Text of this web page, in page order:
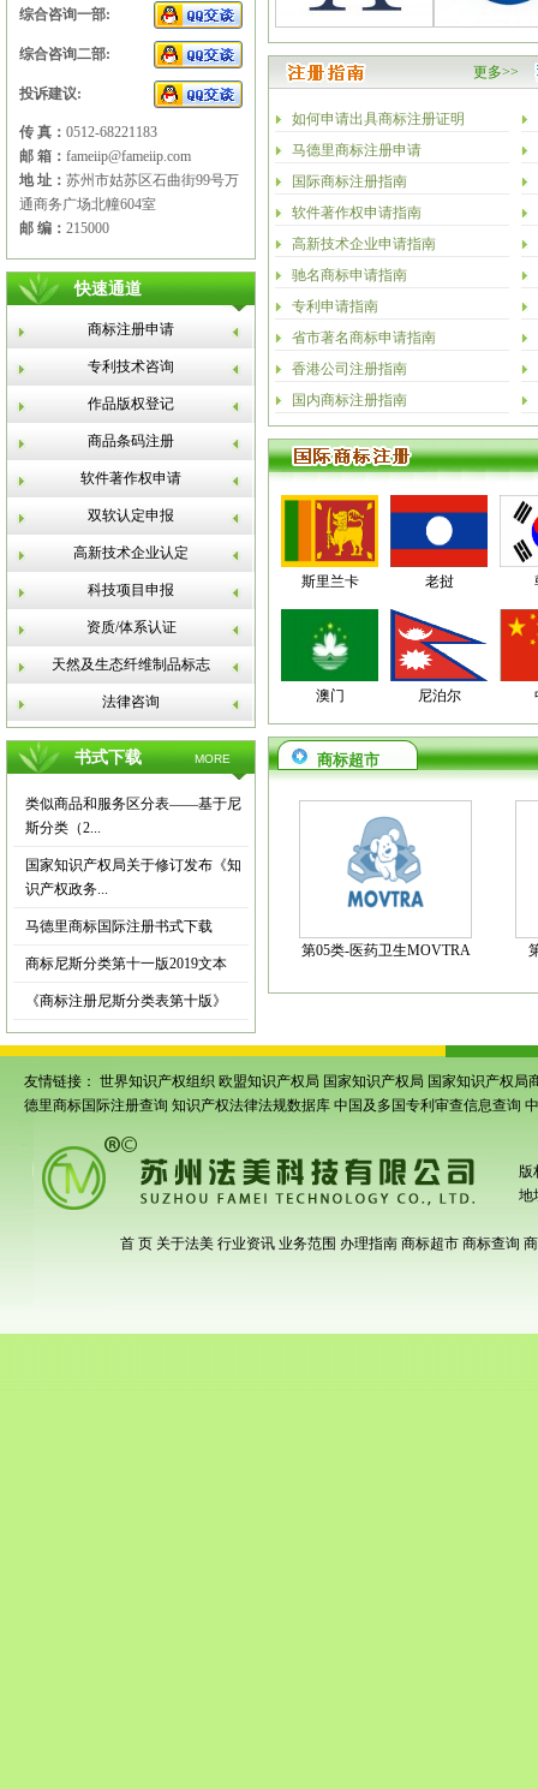
综合咨询一部:
综合咨询二部:
投诉建议:
传 真： 0512-68221183
邮 箱： fameiip@fameiip.com
地 址： 苏州市姑苏区石曲街99号万
通商务广场北幢604室
邮 编： 215000
快速通道
商标注册申请
专利技术咨询
作品版权登记
商品条码注册
软件著作权申请
双软认定申报
高新技术企业认定
科技项目申报
资质/体系认证
天然及生态纤维制品标志
法律咨询
书式下载 MORE
类似商品和服务区分表——基于尼
斯分类（2...
国家知识产权局关于修订发布《知
识产权政务...
马德里商标国际注册书式下载
商标尼斯分类第十一版2019文本
《商标注册尼斯分类表第十版》
更多>>
如何申请出具商标注册证明
马德里商标注册申请
国际商标注册指南
软件著作权申请指南
高新技术企业申请指南
驰名商标申请指南
专利申请指南
省市著名商标申请指南
香港公司注册指南
国内商标注册指南
斯里兰卡 老挝
澳门 尼泊尔
商标超市
第05类-医药卫生MOVTRA
友情链接： 世界知识产权组织 欧盟知识产权局 国家知识产权局 国家知识产权局
德里商标国际注册查询 知识产权法律法规数据库 中国及多国专利审查信息查询
版
地
首 页 关于法美 行业资讯 业务范围 办理指南 商标超市 商标查询